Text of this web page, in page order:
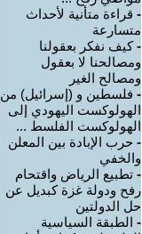
- قراءة متأنية لأحداث
متسارعة
-كيف نفكر بعقولنا
ومصالحنا لا بعقول
ومصالح الغير
- فلسطين و (إسرائيل) من
الهولوكست اليهودي إلى
الهولوكست الفلسط ...
- حرب الإبادة بين المعلن
والخفي
- تطبيع الرياض واقتحام
رفح ودولة غزة كبديل عن
حل الدولتين
- الطبقة السياسية